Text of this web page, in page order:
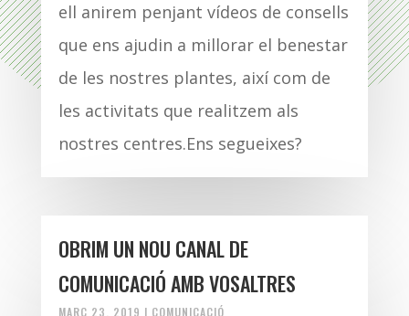
ell anirem penjant vídeos de consells
que ens ajudin a millorar el benestar
de les nostres plantes, així com de
les activitats que realitzem als
nostres centres.Ens segueixes?
OBRIM UN NOU CANAL DE
COMUNICACIÓ AMB VOSALTRES
MARÇ 23, 2019 | COMUNICACIÓ